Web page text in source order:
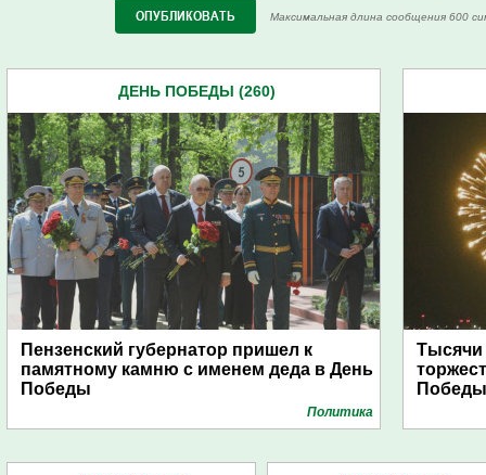
Максимальная длина сообщения 600
ДЕНЬ ПОБЕДЫ (260)
Пензенский губернатор пришел к
памятному камню с именем деда в День
Победы
Политика
Тысячи
Победы